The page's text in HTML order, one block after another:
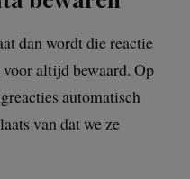
dan wordt die reactie
altijd bewaard. Op
automatisch
van dat we ze